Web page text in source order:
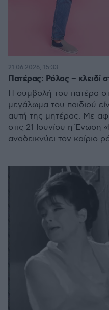
Πατέρας: Ρόλος – κλειδί
Η συμβολή του πατέρα
μεγάλωμα του παιδιού
αυτή της μητέρας. Με
στις 21 Ιουνίου η Ένωση
αναδεικνύει τον καίριο
21.06.2026, 15:33